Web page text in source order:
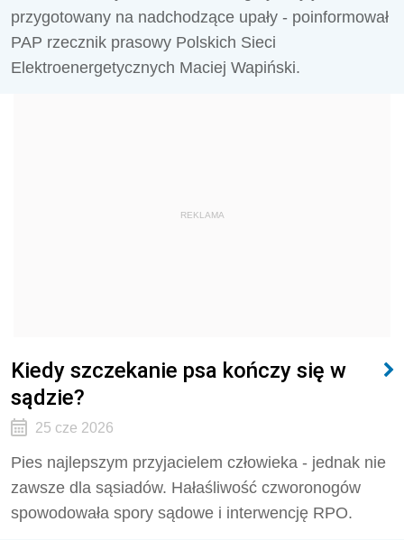
przygotowany na nadchodzące upały - poinformował
PAP rzecznik prasowy Polskich Sieci
Elektroenergetycznych Maciej Wapiński.
REKLAMA
Kiedy szczekanie psa kończy się w
sądzie?
25 cze 2026
Pies najlepszym przyjacielem człowieka - jednak nie
zawsze dla sąsiadów. Hałaśliwość czworonogów
spowodowała spory sądowe i interwencję RPO.